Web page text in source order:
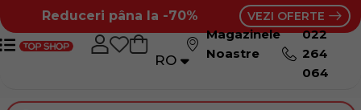
Reduceri pâna la -70% VEZI OFERTE
RO
RU
Magazinele
Noastre
022
264
064